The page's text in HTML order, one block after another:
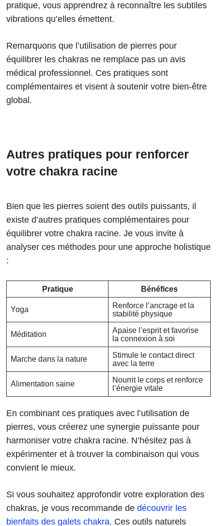
pratique, vous apprendrez à reconnaître les subtiles
vibrations qu’elles émettent.
Remarquons que l’utilisation de pierres pour
équilibrer les chakras ne remplace pas un avis
médical professionnel. Ces pratiques sont
complémentaires et visent à soutenir votre bien-être
global.
Autres pratiques pour renforcer
votre chakra racine
Bien que les pierres soient des outils puissants, il
existe d’autres pratiques complémentaires pour
équilibrer votre chakra racine. Je vous invite à
analyser ces méthodes pour une approche holistique
:
Pratique Bénéfices
Yoga
Renforce l’ancrage et la
stabilité physique
Méditation
Apaise l’esprit et favorise
la connexion à soi
Marche dans la nature
Stimule le contact direct
avec la terre
Alimentation saine
Nourrit le corps et renforce
l’énergie vitale
En combinant ces pratiques avec l’utilisation de
pierres, vous créerez une synergie puissante pour
harmoniser votre chakra racine. N’hésitez pas à
expérimenter et à trouver la combinaison qui vous
convient le mieux.
Si vous souhaitez approfondir votre exploration des
chakras, je vous recommande de découvrir les
bienfaits des galets chakra. Ces outils naturels